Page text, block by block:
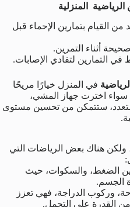
الرياضية المنزلية
القيام بتمارين الإحماء قبل
أثناء التمرين.
التمارين لتفادي الإصابات.
في المنزل خيارًا مريحًا
سواء اخترت جهاز المشي،
المتعدد، ستتمكن من تحسين مستوى
ولكن هناك بعض الرياضات التي
الضغط، والسكوات، حيث
الجسم.
وركوب الدراجة، فهي تعزز
القدرة على التحمل.